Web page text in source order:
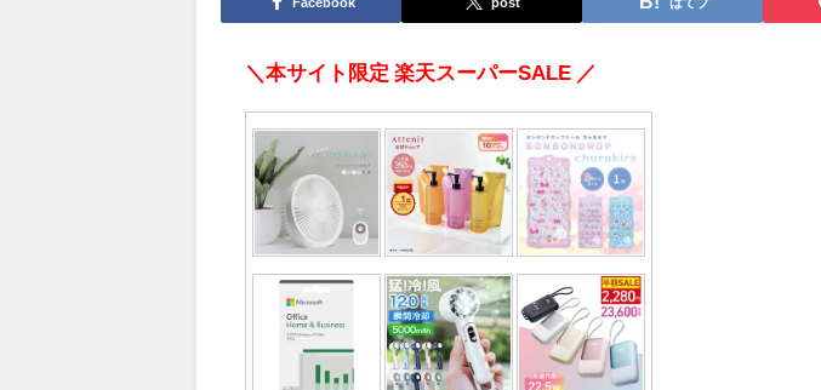
＼本サイト限定 楽天スーパーSALE ／